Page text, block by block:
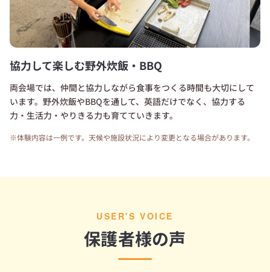
協力して楽しむ野外炊飯・BBQ
両会場では、仲間と協力しながら食事をつくる時間も大切にして
います。野外炊飯やBBQを通して、英語だけでなく、協力する
力・生活力・やりきる力も育てていきます。
※体験内容は一例です。天候や施設状況により変更となる場合があります。
USER'S VOICE
保護者様の声